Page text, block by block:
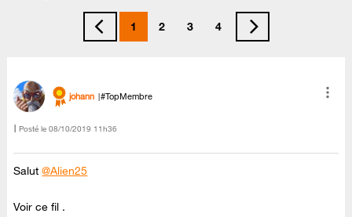
1 2 3 4
johann #TopMembre
Posté le ‎08/10/2019 11h36
Salut@Alien25
Voir ce fil .